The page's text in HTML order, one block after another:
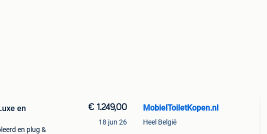
en
en plug &
€ 1.249,00
18 jun 26
MobielToiletKopen.nl
Heel België